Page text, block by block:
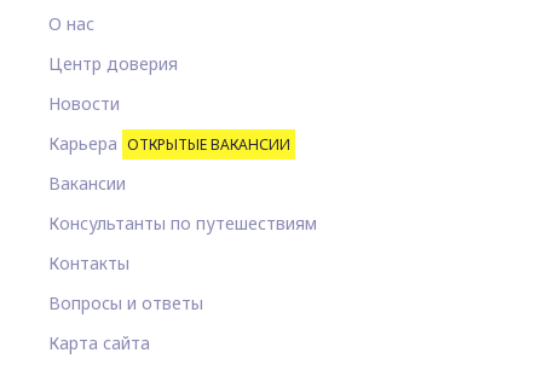
О нас
Центр доверия
Новости
Карьера ОТКРЫТЫЕ ВАКАНСИИ
Вакансии
Консультанты по путешествиям
Контакты
Вопросы и ответы
Карта сайта